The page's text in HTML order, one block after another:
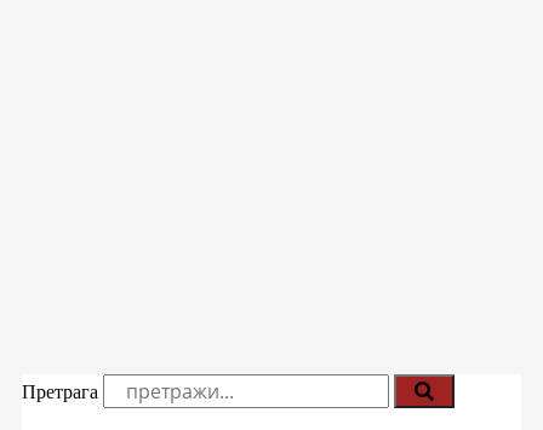
Претрага